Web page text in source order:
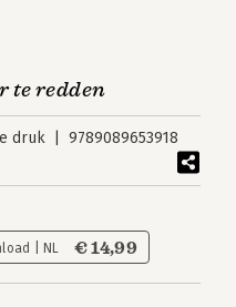
te redden
druk 9789089653918
| NL € 14,99